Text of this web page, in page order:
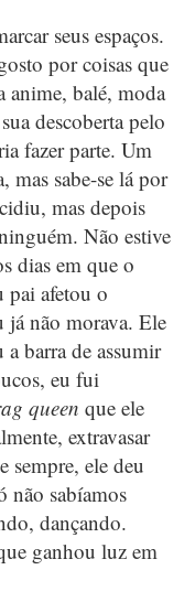
seus espaços.
por coisas que
anime, balé, moda
descoberta pelo
fazer parte. Um
mas sabe-se lá por
mas depois
Não estive
dias em que o
pai afetou o
já não morava. Ele
barra de assumir
eu fui
queen que ele
extravasar
sempre, ele deu
não sabíamos
dançando.
ganhou luz em